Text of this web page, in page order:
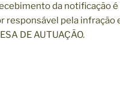
da notificação
responsável pela infração
DE AUTUAÇÃO.